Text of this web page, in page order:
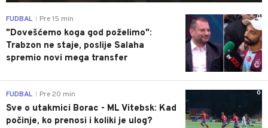
0
FUDBAL Pre 15 min
"Dovešćemo koga god poželimo":
Trabzon ne staje, poslije Salaha
spremio novi mega transfer
0
FUDBAL Pre 20 min
Sve o utakmici Borac - ML Vitebsk: Kad
počinje, ko prenosi i koliki je ulog?